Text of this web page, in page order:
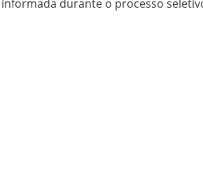
durante o processo